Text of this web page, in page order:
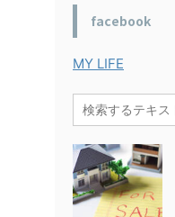
facebook
MY LIFE